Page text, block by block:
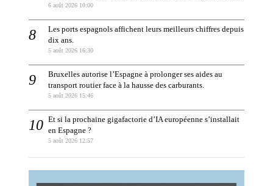
6 août 2026 10:00
Les ports espagnols affichent leurs meilleurs chiffres depuis
dix ans.
5 août 2026 16:30
Bruxelles autorise l’Espagne à prolonger ses aides au
transport routier face à la hausse des carburants.
5 août 2026 15:46
Et si la prochaine gigafactorie d’IA européenne s’installait
en Espagne ?
5 août 2026 12:57